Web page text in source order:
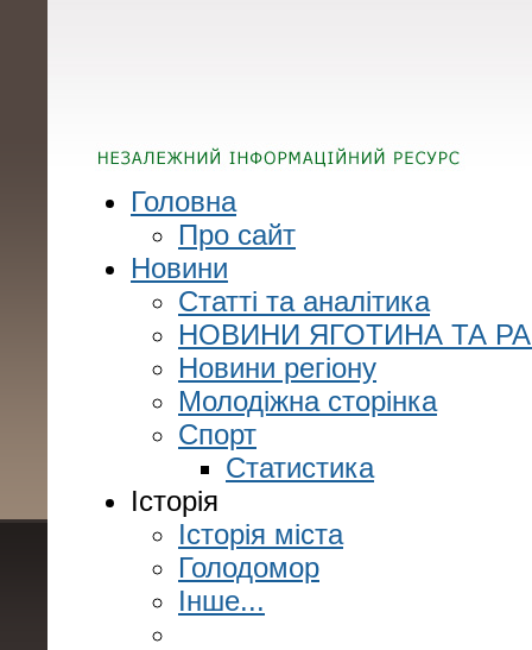
Головна
Про сайт
Новини
Статті та аналітика
НОВИНИ ЯГОТИНА ТА
Новини регіону
Молодіжна сторінка
Спорт
Статистика
Історія
Історія міста
Голодомор
Інше...